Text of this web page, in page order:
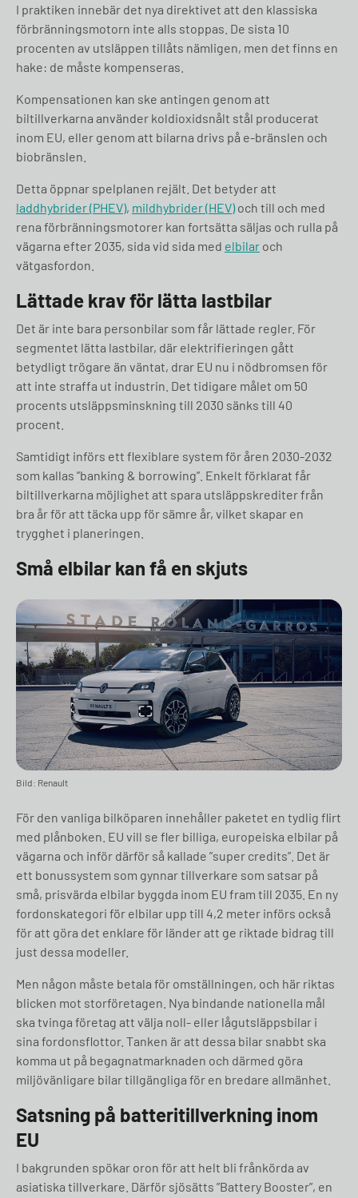
I praktiken innebär det nya direktivet att den klassiska
förbränningsmotorn inte alls stoppas. De sista 10
procenten av utsläppen tillåts nämligen, men det finns en
hake: de måste kompenseras.
Kompensationen kan ske antingen genom att
biltillverkarna använder koldioxidsnålt stål producerat
inom EU, eller genom att bilarna drivs på e-bränslen och
biobränslen.
Detta öppnar spelplanen rejält. Det betyder att
laddhybrider (PHEV), mildhybrider (HEV)och till och med
rena förbränningsmotorer kan fortsätta säljas och rulla på
vägarna efter 2035, sida vid sida med elbilar och
vätgasfordon.
Lättade krav för lätta lastbilar
Det är inte bara personbilar som får lättade regler. För
segmentet lätta lastbilar, där elektrifieringen gått
betydligt trögare än väntat, drar EU nu i nödbromsen för
att inte straffa ut industrin. Det tidigare målet om 50
procents utsläppsminskning till 2030 sänks till 40
procent.
Samtidigt införs ett flexiblare system för åren 2030-2032
som kallas ”banking & borrowing”. Enkelt förklarat får
biltillverkarna möjlighet att spara utsläppskrediter från
bra år för att täcka upp för sämre år, vilket skapar en
trygghet i planeringen.
Små elbilar kan få en skjuts
Bild: Renault
För den vanliga bilköparen innehåller paketet en tydlig flirt
med plånboken. EU vill se fler billiga, europeiska elbilar på
vägarna och inför därför så kallade ”super credits”. Det är
ett bonussystem som gynnar tillverkare som satsar på
små, prisvärda elbilar byggda inom EU fram till 2035. En ny
fordonskategori för elbilar upp till 4,2 meter införs också
för att göra det enklare för länder att ge riktade bidrag till
just dessa modeller.
Men någon måste betala för omställningen, och här riktas
blicken mot storföretagen. Nya bindande nationella mål
ska tvinga företag att välja noll- eller lågutsläppsbilar i
sina fordonsflottor. Tanken är att dessa bilar snabbt ska
komma ut på begagnatmarknaden och därmed göra
miljövänligare bilar tillgängliga för en bredare allmänhet.
Satsning på batteritillverkning inom
EU
I bakgrunden spökar oron för att helt bli frånkörda av
asiatiska tillverkare. Därför sjösätts ”Battery Booster”, en